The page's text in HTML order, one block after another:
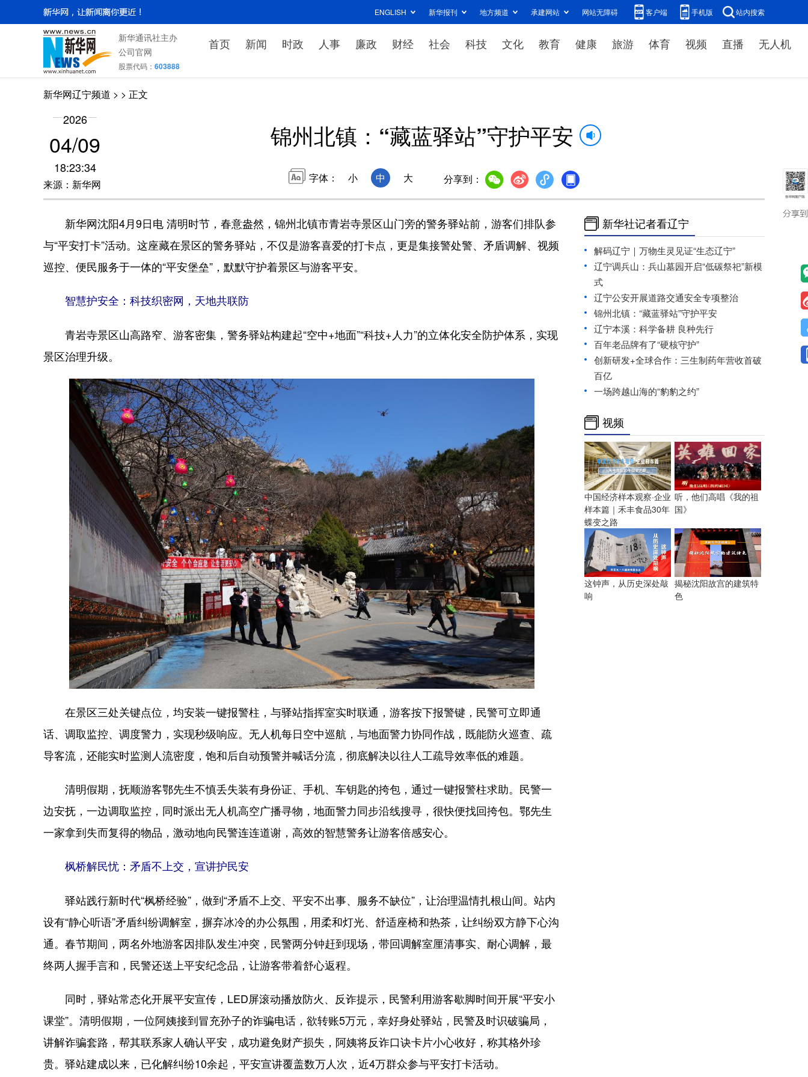
ENGLISH 新华报刊 地方频道 承建网站 网站无障碍 客户端 手机版 站内搜索
新华通讯社主办
公司官网
股票代码： 603888
首页 新闻 时政 人事 廉政 财经 社会 科技 文化 教育 健康 旅游 体育 视频 直播 无人机
新华网辽宁频道 > > 正文
2026
04/09
18:23:34
来源：新华网
锦州北镇：“藏蓝驿站”守护平安
字体： 小 中 大 分享到：
新华网沈阳4月9日电 清明时节，春意盎然，锦州北镇市青岩寺景区山门旁的警务驿站前，游客们排队参
与“平安打卡”活动。这座藏在景区的警务驿站，不仅是游客喜爱的打卡点，更是集接警处警、矛盾调解、视频
巡控、便民服务于一体的“平安堡垒”，默默守护着景区与游客平安。
智慧护安全：科技织密网，天地共联防
青岩寺景区山高路窄、游客密集，警务驿站构建起“空中+地面”“科技+人力”的立体化安全防护体系，实现
景区治理升级。
在景区三处关键点位，均安装一键报警柱，与驿站指挥室实时联通，游客按下报警键，民警可立即通
话、调取监控、调度警力，实现秒级响应。无人机每日空中巡航，与地面警力协同作战，既能防火巡查、疏
导客流，还能实时监测人流密度，饱和后自动预警并喊话分流，彻底解决以往人工疏导效率低的难题。
清明假期，抚顺游客鄂先生不慎丢失装有身份证、手机、车钥匙的挎包，通过一键报警柱求助。民警一
边安抚，一边调取监控，同时派出无人机高空广播寻物，地面警力同步沿线搜寻，很快便找回挎包。鄂先生
一家拿到失而复得的物品，激动地向民警连连道谢，高效的智慧警务让游客倍感安心。
枫桥解民忧：矛盾不上交，宣讲护民安
驿站践行新时代“枫桥经验”，做到“矛盾不上交、平安不出事、服务不缺位”，让治理温情扎根山间。站内
设有“静心听语”矛盾纠纷调解室，摒弃冰冷的办公氛围，用柔和灯光、舒适座椅和热茶，让纠纷双方静下心沟
通。春节期间，两名外地游客因排队发生冲突，民警两分钟赶到现场，带回调解室厘清事实、耐心调解，最
终两人握手言和，民警还送上平安纪念品，让游客带着舒心返程。
同时，驿站常态化开展平安宣传，LED屏滚动播放防火、反诈提示，民警利用游客歇脚时间开展“平安小
课堂”。清明假期，一位阿姨接到冒充孙子的诈骗电话，欲转账5万元，幸好身处驿站，民警及时识破骗局，
讲解诈骗套路，帮其联系家人确认平安，成功避免财产损失，阿姨将反诈口诀卡片小心收好，称其格外珍
贵。驿站建成以来，已化解纠纷10余起，平安宣讲覆盖数万人次，近4万群众参与平安打卡活动。
新华社记者看辽宁
解码辽宁｜万物生灵见证“生态辽宁”
辽宁调兵山：兵山墓园开启“低碳祭祀”新模
式
辽宁公安开展道路交通安全专项整治
锦州北镇：“藏蓝驿站”守护平安
辽宁本溪：科学备耕 良种先行
百年老品牌有了“硬核守护”
创新研发+全球合作：三生制药年营收首破
百亿
一场跨越山海的“豹豹之约”
视频
中国经济样本观察·企业
样本篇｜禾丰食品30年
蝶变之路
听，他们高唱《我的祖
国》
这钟声，从历史深处敲
响
揭秘沈阳故宫的建筑特
色